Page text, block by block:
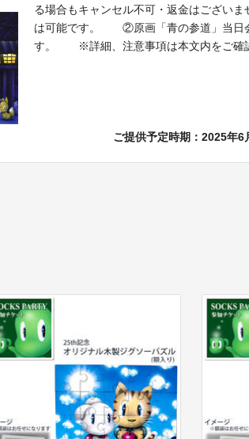
る場合もキャンセル不可・返金はござい
は可能です。 ②原画「青の参道」当日
す。 ※詳細、注意事項は本文内をご確認
ご提供予定時期：2025年